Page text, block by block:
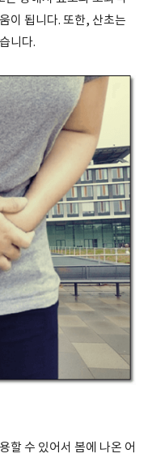
이 됩니다. 또한, 산초는
니다.
할 수 있어서 봄에 나온 어